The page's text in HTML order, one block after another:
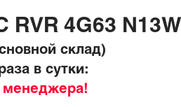
4G63 N13W
склад)
в сутки:
менеджера!